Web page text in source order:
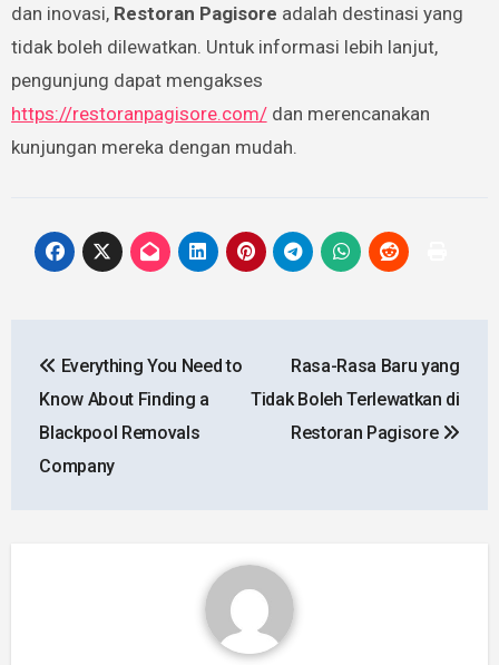
dan inovasi, Restoran Pagisore adalah destinasi yang
tidak boleh dilewatkan. Untuk informasi lebih lanjut,
pengunjung dapat mengakses
https://restoranpagisore.com/dan merencanakan
kunjungan mereka dengan mudah.
navigation
Everything You Need to
Know About Finding a
Blackpool Removals
Company
Rasa-Rasa Baru yang
Tidak Boleh Terlewatkan di
Restoran Pagisore